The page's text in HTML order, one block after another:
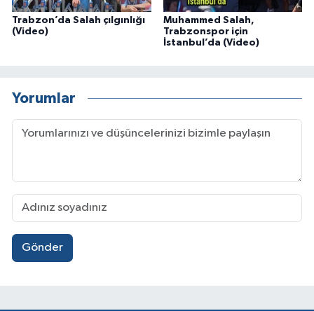
Trabzon’da Salah çılgınlığı
(Video)
Muhammed Salah,
Trabzonspor için
İstanbul’da (Video)
Yorumlar
Gönder